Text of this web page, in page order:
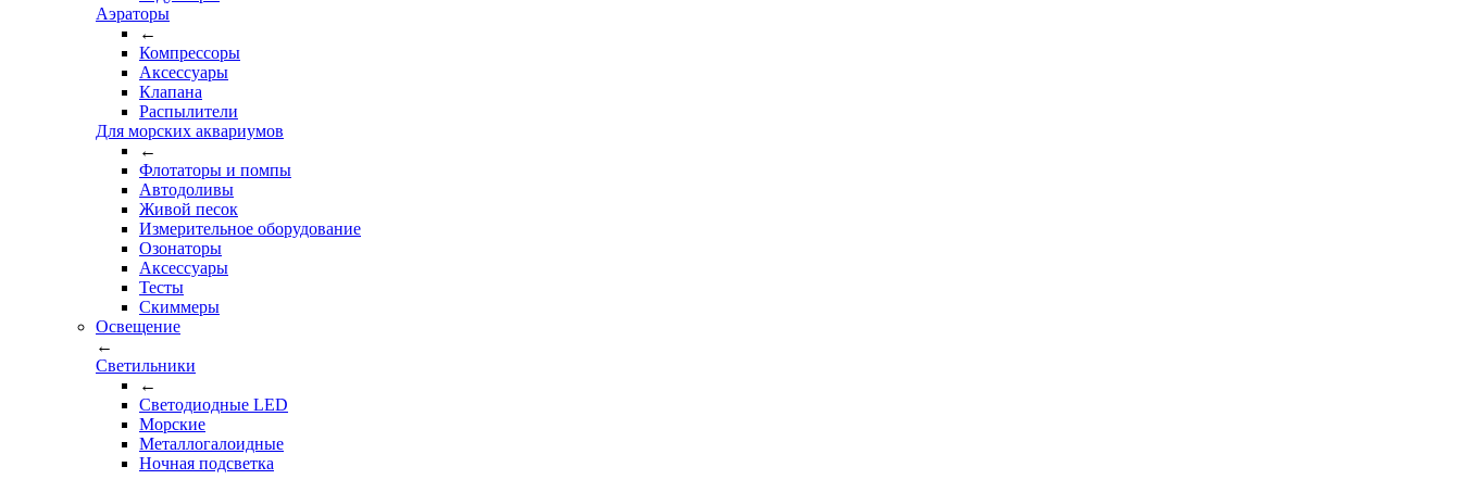
Аэраторы
←
Компрессоры
Аксессуары
Клапана
Распылители
Для морских аквариумов
←
Флотаторы и помпы
Автодоливы
Живой песок
Измерительное оборудование
Озонаторы
Аксессуары
Тесты
Cкиммеры
Освещение
←
Светильники
←
Cветодиодные LED
Морские
Металлогалоидные
Ночная подсветка